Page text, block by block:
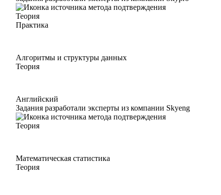
Теория
Практика
Алгоритмы и структуры данных
Теория
Английский
Задания разработали эксперты из компании Skyeng
Теория
Математическая статистика
Теория